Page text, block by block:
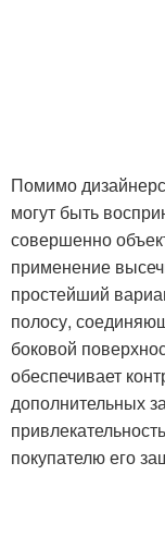
Помимо
могут быть
совершенно
применение
простейший
полосу,
боковой
обеспечивает
дополнительных
покупателю его